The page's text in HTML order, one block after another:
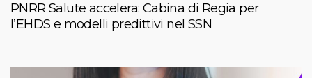
PNRR Salute accelera: Cabina di Regia per
l’EHDS e modelli predittivi nel SSN